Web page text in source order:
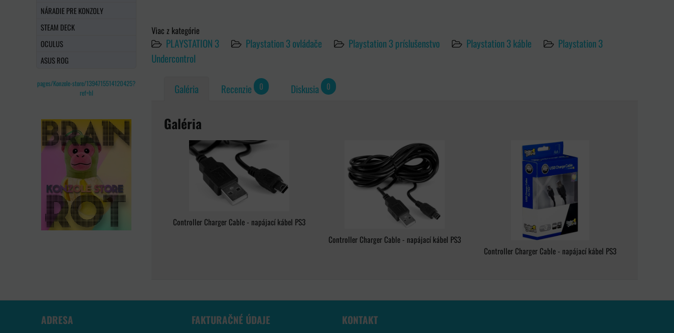
Viac z kategórie
PLAYSTATION 3 Playstation 3 ovládače Playstation 3 príslušenstvo Playstation 3 káble
Playstation 3
Undercontrol
Galéria Recenzie 0 Diskusia 0
Galéria
Controller Charger Cable - napájací kábel PS3
Controller Charger Cable - napájací kábel PS3
Controller Charger Cable - napájací kábel PS3
NÁRADIE PRE KONZOLY
STEAM DECK
OCULUS
ASUS ROG
pages/Konzole-store/1394715514120425?
ref=hl
ADRESA FAKTURAČNÉ ÚDAJE KONTAKT